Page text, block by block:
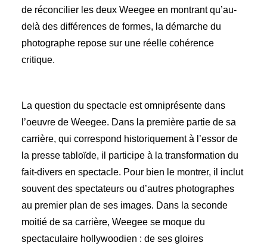
de réconcilier les deux Weegee en montrant qu’au-
delà des différences de formes, la démarche du
photographe repose sur une réelle cohérence
critique.
La question du spectacle est omniprésente dans
l’oeuvre de Weegee. Dans la première partie de sa
carrière, qui correspond historiquement à l’essor de
la presse tabloïde, il participe à la transformation du
fait-divers en spectacle. Pour bien le montrer, il inclut
souvent des spectateurs ou d’autres photographes
au premier plan de ses images. Dans la seconde
moitié de sa carrière, Weegee se moque du
spectaculaire hollywoodien : de ses gloires